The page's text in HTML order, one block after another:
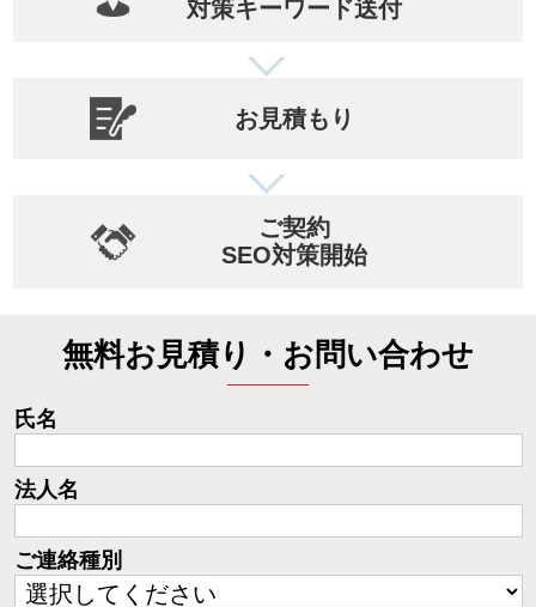
対策キーワード送付
お見積もり
ご契約
SEO対策開始
無料お見積り・お問い合わせ
氏名
法人名
ご連絡種別